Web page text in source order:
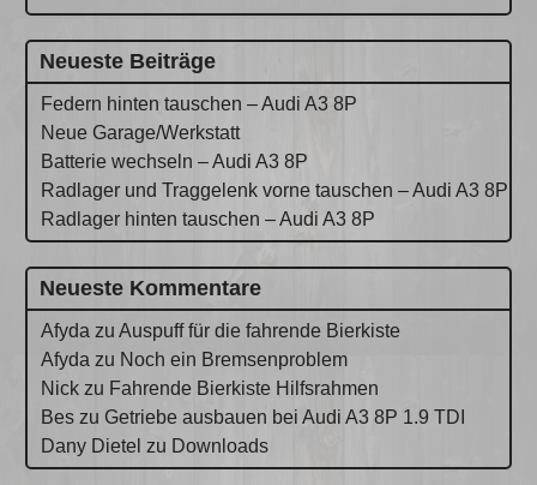
Neueste Beiträge
Federn hinten tauschen – Audi A3 8P
Neue Garage/Werkstatt
Batterie wechseln – Audi A3 8P
Radlager und Traggelenk vorne tauschen – Audi A3 8P
Radlager hinten tauschen – Audi A3 8P
Neueste Kommentare
Afyda zuAuspuff für die fahrende Bierkiste
Afyda zu Noch ein Bremsenproblem
Nick zu Fahrende Bierkiste Hilfsrahmen
Bes zuGetriebe ausbauen bei Audi A3 8P 1.9 TDI
Dany Dietel zu Downloads